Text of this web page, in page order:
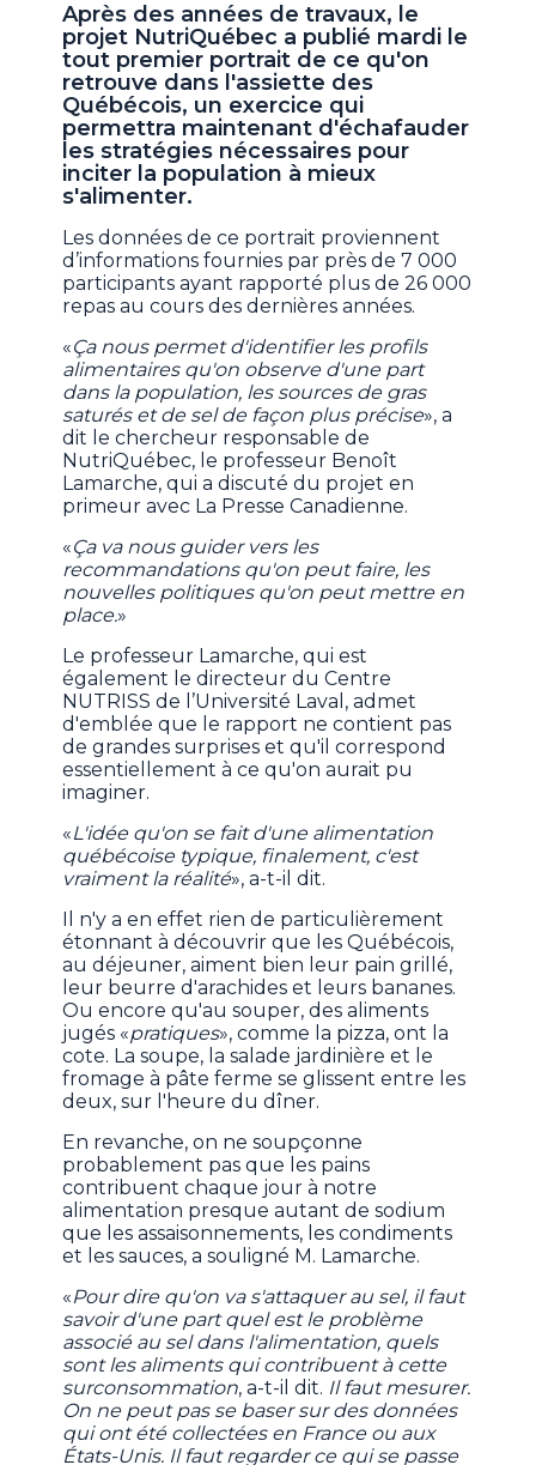
Après des années de travaux, le
projet NutriQuébec a publié mardi le
tout premier portrait de ce qu'on
retrouve dans l'assiette des
Québécois, un exercice qui
permettra maintenant d'échafauder
les stratégies nécessaires pour
inciter la population à mieux
s'alimenter.
Les données de ce portrait proviennent
d’informations fournies par près de 7 000
participants ayant rapporté plus de 26 000
repas au cours des dernières années.
«Ça nous permet d'identifier les profils
alimentaires qu'on observe d'une part
dans la population, les sources de gras
saturés et de sel de façon plus précise», a
dit le chercheur responsable de
NutriQuébec, le professeur Benoît
Lamarche, qui a discuté du projet en
primeur avec La Presse Canadienne.
«Ça va nous guider vers les
recommandations qu'on peut faire, les
nouvelles politiques qu'on peut mettre en
place.»
Le professeur Lamarche, qui est
également le directeur du Centre
NUTRISS de l’Université Laval, admet
d'emblée que le rapport ne contient pas
de grandes surprises et qu'il correspond
essentiellement à ce qu'on aurait pu
imaginer.
«L'idée qu'on se fait d'une alimentation
québécoise typique, finalement, c'est
vraiment la réalité», a-t-il dit.
Il n'y a en effet rien de particulièrement
étonnant à découvrir que les Québécois,
au déjeuner, aiment bien leur pain grillé,
leur beurre d'arachides et leurs bananes.
Ou encore qu'au souper, des aliments
jugés «pratiques», comme la pizza, ont la
cote. La soupe, la salade jardinière et le
fromage à pâte ferme se glissent entre les
deux, sur l'heure du dîner.
En revanche, on ne soupçonne
probablement pas que les pains
contribuent chaque jour à notre
alimentation presque autant de sodium
que les assaisonnements, les condiments
et les sauces, a souligné M. Lamarche.
«Pour dire qu'on va s'attaquer au sel, il faut
savoir d'une part quel est le problème
associé au sel dans l'alimentation, quels
sont les aliments qui contribuent à cette
surconsommation, a-t-il dit. Il faut mesurer.
On ne peut pas se baser sur des données
qui ont été collectées en France ou aux
États-Unis. Il faut regarder ce qui se passe